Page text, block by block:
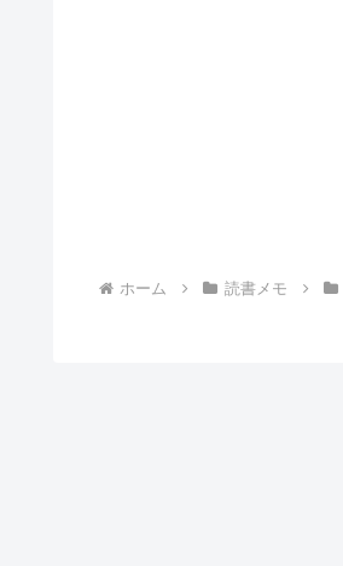
ホーム 読書メモ